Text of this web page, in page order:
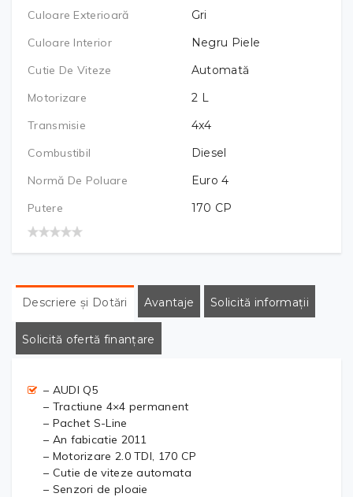
Culoare Exterioară
Gri
Culoare Interior
Negru Piele
Cutie De Viteze
Automată
Motorizare
2 L
Transmisie
4x4
Combustibil
Diesel
Normă De Poluare
Euro 4
Putere
170 CP
Descriere și Dotări Avantaje Solicită informații
Solicită ofertă finanțare
– AUDI Q5
– Tractiune 4×4 permanent
– Pachet S-Line
– An fabicatie 2011
– Motorizare 2.0 TDI, 170 CP
– Cutie de viteze automata
– Senzori de ploaie